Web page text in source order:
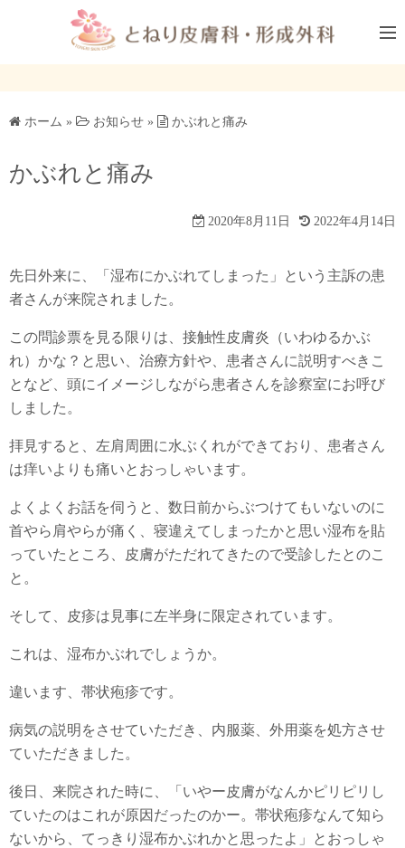
へ
キ
ホーム » お知らせ » かぶれと痛み
かぶれと痛み
2020年8月11日 2022年4月14日
先日外来に、「湿布にかぶれてしまった」という主訴の患
者さんが来院されました。
この問診票を見る限りは、接触性皮膚炎（いわゆるかぶ
れ）かな？と思い、治療方針や、患者さんに説明すべきこ
となど、頭にイメージしながら患者さんを診察室にお呼び
しました。
拝見すると、左肩周囲に水ぶくれができており、患者さん
は痒いよりも痛いとおっしゃいます。
よくよくお話を伺うと、数日前からぶつけてもいないのに
首やら肩やらが痛く、寝違えてしまったかと思い湿布を貼
っていたところ、皮膚がただれてきたので受診したとのこ
と。
そして、皮疹は見事に左半身に限定されています。
これは、湿布かぶれでしょうか。
違います、帯状疱疹です。
病気の説明をさせていただき、内服薬、外用薬を処方させ
ていただきました。
後日、来院された時に、「いやー皮膚がなんかピリピリし
ていたのはこれが原因だったのかー。帯状疱疹なんて知ら
ないから、てっきり湿布かぶれかと思ったよ」とおっしゃ